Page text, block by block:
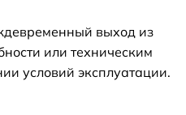
выход из
или техническим
условий эксплуатации.